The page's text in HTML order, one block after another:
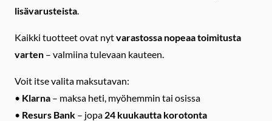
lisävarusteista.
Kaikki tuotteet ovat nytvarastossa nopeaa toimitusta
varten – valmiina tulevaan kauteen.
Voit itse valita maksutavan:
• Klarna – maksa heti, myöhemmin tai osissa
• Resurs Bank – jopa 24 kuukautta korotonta